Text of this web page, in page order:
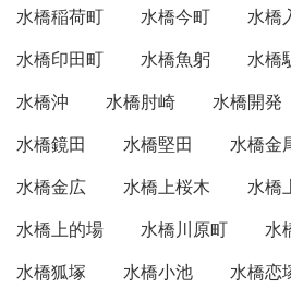
水橋稲荷町
水橋今町
水橋
水橋印田町
水橋魚躬 水橋
水橋沖
水橋肘崎 水橋開発
水橋鏡田
水橋堅田 水橋金
水橋金広
水橋上桜木
水橋
水橋上的場
水橋川原町
水
水橋狐塚
水橋小池 水橋恋